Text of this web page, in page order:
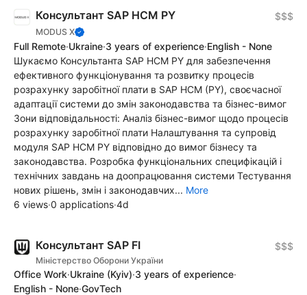
Консультант SAP HCM PY
MODUS X
$$$
Full Remote·Ukraine·3 years of experience·English - None
Шукаємо Консультанта SAP HCM PY для забезпечення
ефективного функціонування та розвитку процесів
розрахунку заробітної плати в SAP HCM (PY), своєчасної
адаптації системи до змін законодавства та бізнес-вимог
Зони відповідальності: Аналіз бізнес-вимог щодо процесів
розрахунку заробітної плати Налаштування та супровід
модуля SAP HCM PY відповідно до вимог бізнесу та
законодавства. Розробка функціональних специфікацій і
технічних завдань на доопрацювання системи Тестування
нових рішень, змін і законодавчих... More
6 views·0 applications·4d
Консультант SAP FI
Міністерство Оборони України
$$$
Office Work·Ukraine (Kyiv)·3 years of experience·
English - None·GovTech